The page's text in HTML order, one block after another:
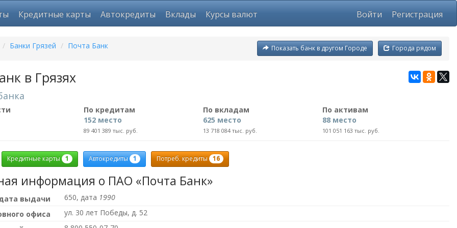
Кредитные карты Автокредиты Вклады Курсы валют Войти Регистрация
Города рядом
Показать банк в другом Городе
/ Банки Грязей / Почта Банк
в Грязях
По кредитам По вкладам
По активам
152 место
89 401 389 тыс. руб.
625 место
13 718 084 тыс. руб.
88 место
101 051 163 тыс. руб.
Кредитные карты 1 Автокредиты 1 Потреб. кредиты 16
информация о ПАО «Почта Банк»
выдачи 650, дата 1990
офиса
ул. 30 лет Победы, д. 52